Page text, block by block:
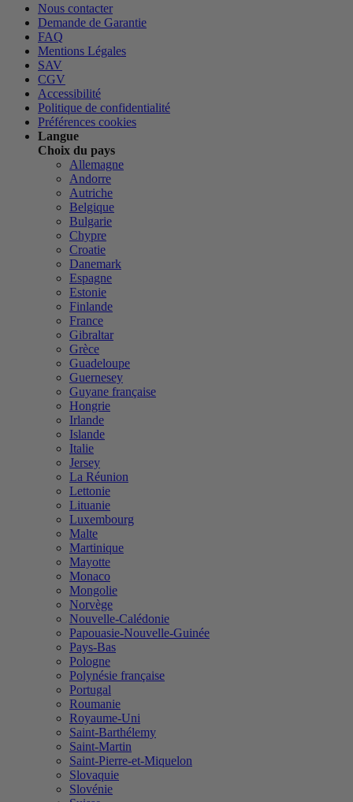
Nous contacter
Demande de Garantie
FAQ
Mentions Légales
SAV
CGV
Accessibilité
Politique de confidentialité
Préférences cookies
Langue
Choix du pays
Allemagne
Andorre
Autriche
Belgique
Bulgarie
Chypre
Croatie
Danemark
Espagne
Estonie
Finlande
France
Gibraltar
Grèce
Guadeloupe
Guernesey
Guyane française
Hongrie
Irlande
Islande
Italie
Jersey
La Réunion
Lettonie
Lituanie
Luxembourg
Malte
Martinique
Mayotte
Monaco
Mongolie
Norvège
Nouvelle-Calédonie
Papouasie-Nouvelle-Guinée
Pays-Bas
Pologne
Polynésie française
Portugal
Roumanie
Royaume-Uni
Saint-Barthélemy
Saint-Martin
Saint-Pierre-et-Miquelon
Slovaquie
Slovénie